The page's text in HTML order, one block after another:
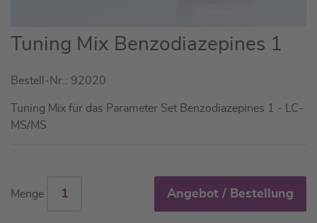
Zum
Anfang
Bildgalerie
springen
Tuning Mix Benzodiazepines 1
Bestell-Nr.: 92020
Tuning Mix für das Parameter Set Benzodiazepines 1 - LC-
MS/MS
Menge Angebot / Bestellung